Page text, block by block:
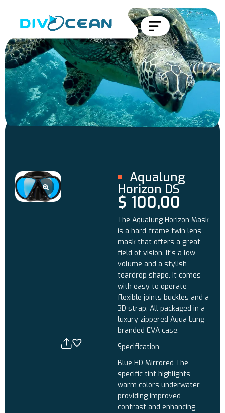
Aqualung
Horizon DS
$ 100,00
The Aqualung Horizon Mask
is a hard-frame twin lens
mask that offers a great
field of vision. It’s a low
volume and a stylish
teardrop shape. It comes
with easy to operate
flexible joints buckles and a
3D strap. All packaged in a
luxury zippered Aqua Lung
branded EVA case.
Specification
Blue HD Mirrored The
specific tint highlights
warm colors underwater,
providing improved
contrast and enhancing